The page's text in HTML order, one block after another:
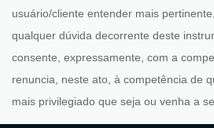
usuário/cliente entender mais
qualquer dúvida decorrente deste
consente, expressamente, com a
renuncia, neste ato, à competência de
mais privilegiado que seja ou venha a